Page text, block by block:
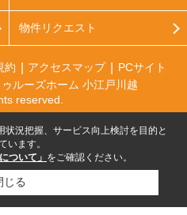
物件リクエスト
約 アクセスマップ
PCサイト
ルーズホーム 小江戸川越
reserved.
況把握、サービス向上検討を目的と
います。
ついて」 をご確認ください。
じる